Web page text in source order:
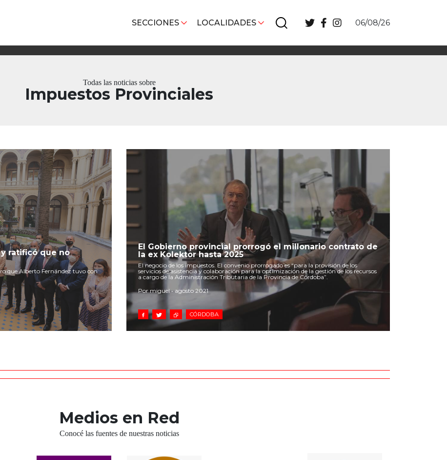
SECCIONES LOCALIDADES 06/08/26
Todas las noticias sobre
Impuestos Provinciales
ratificó que no
que Alberto Fernández tuvo con
El Gobierno provincial prorrogó el millonario contrato de
la ex Kolektor hasta 2025
El negocio de los impuestos. El convenio prorrogado es “para la provisión de los
servicios de asistencia y colaboración para la optimización de la gestión de los recursos
a cargo de la Administración Tributaria de la Provincia de Córdoba”.
Por miguel • agosto 2021
CÓRDOBA
Medios en Red
Conocé las fuentes de nuestras noticias